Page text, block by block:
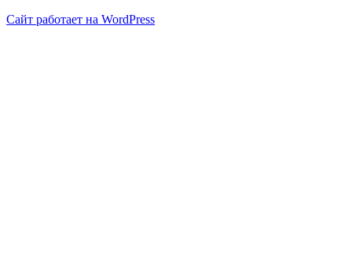
Сайт работает на WordPress